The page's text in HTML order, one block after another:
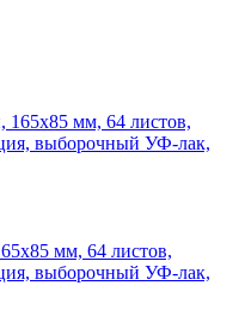
мм, 64 листов,
выборочный УФ-лак,